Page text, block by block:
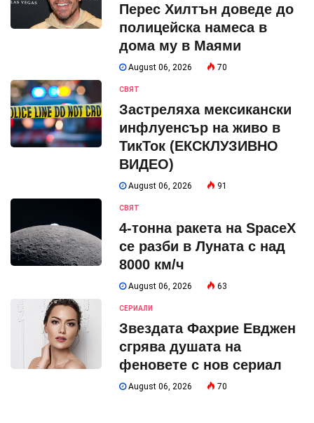
Перес Хилтън доведе до
полицейска намеса в
дома му в Маями
August 06, 2026 70
СВЯТ
Застреляха мексикански
инфлуенсър на живо в
ТикТок (ЕКСКЛУЗИВНО
ВИДЕО)
August 06, 2026 91
СВЯТ
4-тонна ракета на SpaceX
се разби в Луната с над
8000 км/ч
August 06, 2026 63
СЕРИАЛИ
Звездата Фахрие Евджен
сгрява душата на
феновете с нов сериал
August 06, 2026 70